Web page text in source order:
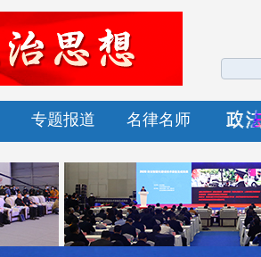
专题报道 名律名师